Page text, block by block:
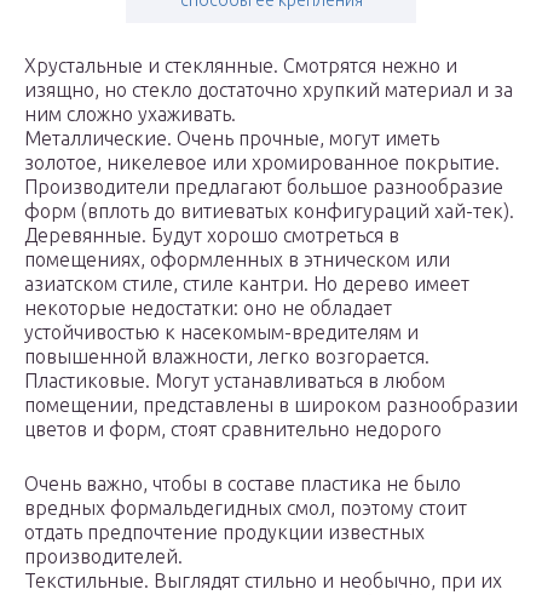
Хрустальные и стеклянные. Смотрятся нежно и
изящно, но стекло достаточно хрупкий материал и за
ним сложно ухаживать.
Металлические. Очень прочные, могут иметь
золотое, никелевое или хромированное покрытие.
Производители предлагают большое разнообразие
форм (вплоть до витиеватых конфигураций хай-тек).
Деревянные. Будут хорошо смотреться в
помещениях, оформленных в этническом или
азиатском стиле, стиле кантри. Но дерево имеет
некоторые недостатки: оно не обладает
устойчивостью к насекомым-вредителям и
повышенной влажности, легко возгорается.
Пластиковые. Могут устанавливаться в любом
помещении, представлены в широком разнообразии
цветов и форм, стоят сравнительно недорого
Очень важно, чтобы в составе пластика не было
вредных формальдегидных смол, поэтому стоит
отдать предпочтение продукции известных
производителей.
Текстильные. Выглядят стильно и необычно, при их